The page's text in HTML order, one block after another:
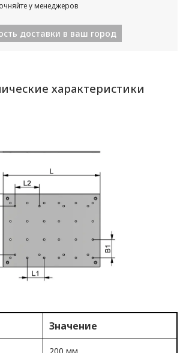
у менеджеров
доставки в ваш город
характеристики
Значение